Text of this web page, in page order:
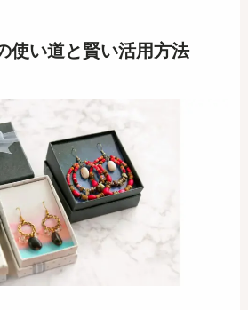
使い道と賢い活用方法